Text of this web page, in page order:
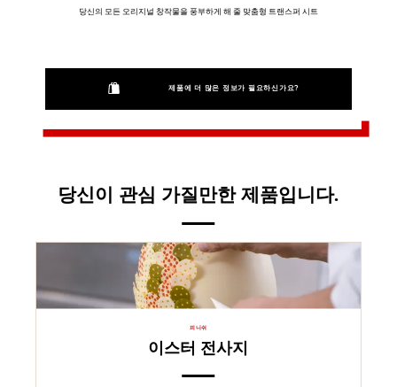
당신의 모든 오리지널 창작물을 풍부하게 해 줄 맞춤형 트랜스퍼 시트
제품에 더 많은 정보가 필요하신가요?
당신이 관심 가질만한 제품입니다.
피니쉬
이스터 전사지